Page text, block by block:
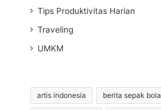
Tips Produktivitas Harian
Traveling
UMKM
artis indonesia berita sepak bola